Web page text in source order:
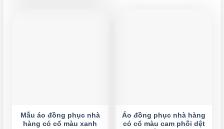
Mẫu áo đồng phục nhà
hàng có cổ màu xanh
Áo đồng phục nhà hàng
có cổ màu cam phối dệt